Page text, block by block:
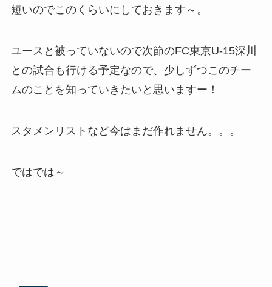
短いのでこのくらいにしておきます～。
ユースと被っていないので次節のFC東京U-15深川
との試合も行ける予定なので、少しずつこのチー
ムのことを知っていきたいと思いますー！
スタメンリストなど今はまだ作れません。。。
ではでは～